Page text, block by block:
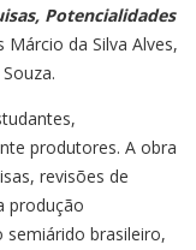
Potencialidades
da Silva Alves,
produtores. A obra
revisões de
produção
semiárido brasileiro,